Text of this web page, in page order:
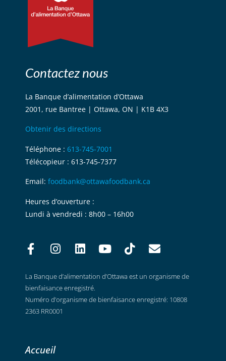
Contactez nous
La Banque d’alimentation d’Ottawa
2001, rue Bantree | Ottawa, ON | K1B 4X3
Obtenir des directions
Téléphone : 613-745-7001
Télécopieur : 613-745-7377
Email: foodbank@ottawafoodbank.ca
Heures d’ouverture :
Lundi à vendredi : 8h00 – 16h00
La Banque d’alimentation d’Ottawa est un organisme de
bienfaisance enregistré.
Numéro d’organisme de bienfaisance enregistré: 10808
2363 RR0001
Accueil